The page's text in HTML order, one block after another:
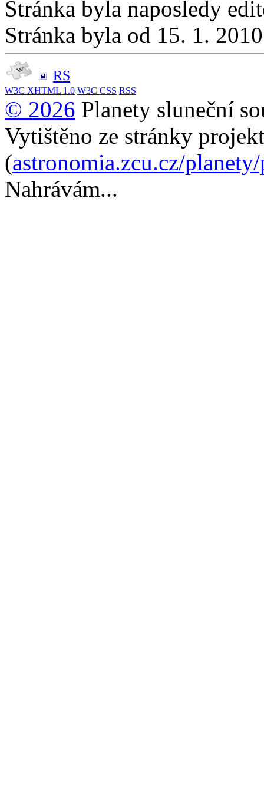
Stránka byla naposledy
Stránka byla od 15. 1.
RS
W3C XHTML 1.0 W3C CSS RSS
© 2026 Planety sluneční
Vytištěno ze stránky
(astronomia.zcu.cz/
Nahrávám...